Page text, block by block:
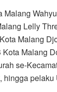
Malang
Lelly
Malang
Malang
se-
hingga pelaku